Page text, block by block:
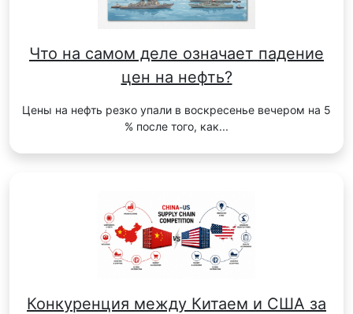
Что на самом деле означает падение
цен на нефть?
Цены на нефть резко упали в воскресенье вечером на 5
% после того, как...
Конкуренция между Китаем и США за